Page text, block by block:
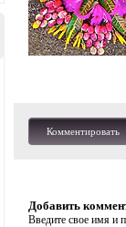
Комментировать
Добавить
Введите свое имя и